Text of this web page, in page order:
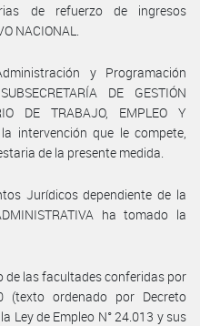
de refuerzo de ingresos
NACIONAL.
y Programación
DE GESTIÓN
DE TRABAJO, EMPLEO Y
intervención que le compete,
de la presente medida.
Jurídicos dependiente de la
ha tomado la
de las facultades conferidas por
(texto ordenado por Decreto
Ley de Empleo N° 24.013 y sus